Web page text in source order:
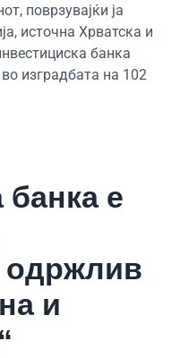
поврзувајќи ја
источна Хрватска и
банка
изградбата на 102
банка е
одржлив
и